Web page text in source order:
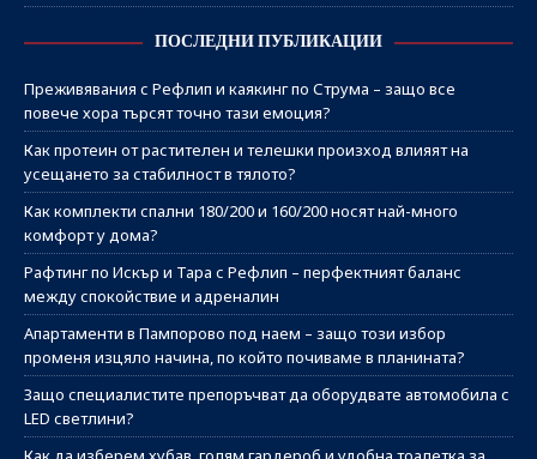
ПОСЛЕДНИ ПУБЛИКАЦИИ
Преживявания с Рефлип и каякинг по Струма – защо все
повече хора търсят точно тази емоция?
Как протеин от растителен и телешки произход влияят на
усещането за стабилност в тялото?
Как комплекти спални 180/200 и 160/200 носят най-много
комфорт у дома?
Рафтинг по Искър и Тара с Рефлип – перфектният баланс
между спокойствие и адреналин
Апартаменти в Пампорово под наем – защо този избор
променя изцяло начина, по който почиваме в планината?
Защо специалистите препоръчват да оборудвате автомобила с
LED светлини?